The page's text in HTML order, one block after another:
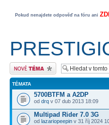
Pokud nenajdete odpověď na fóru ani
Odeslat nové téma
TÉMATA
5700BTFM a A2DP
od drq v 07 dub 2013 18:09
Multipad Rider 7.0 3G
od lazariopeepin v 31 říj 2024